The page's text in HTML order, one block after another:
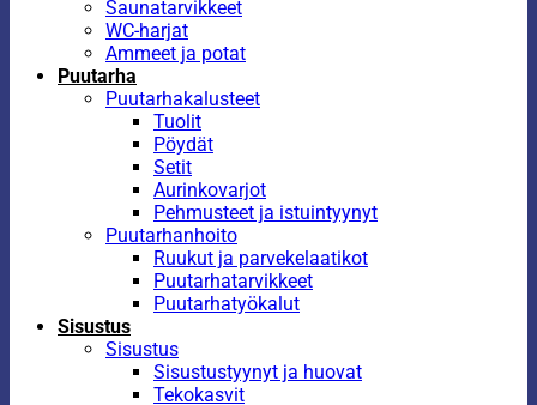
Saunatarvikkeet
WC-harjat
Ammeet ja potat
Puutarha
Puutarhakalusteet
Tuolit
Pöydät
Setit
Aurinkovarjot
Pehmusteet ja istuintyynyt
Puutarhanhoito
Ruukut ja parvekelaatikot
Puutarhatarvikkeet
Puutarhatyökalut
Sisustus
Sisustus
Sisustustyynyt ja huovat
Tekokasvit